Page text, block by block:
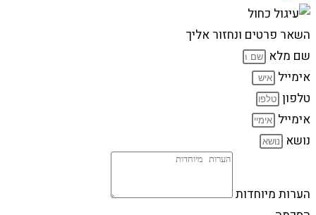
השאר פרטים ונחזור אליך
שם מלא
אימייל
טלפון
אימייל
נושא
הערות מיוחדות